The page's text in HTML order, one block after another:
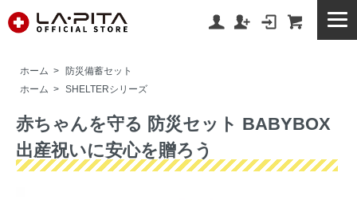
ホーム >
防災備蓄セット
ホーム > SHELTERシリーズ
赤ちゃんを守る 防災セット BABYBOX
出産祝いに安心を贈ろう